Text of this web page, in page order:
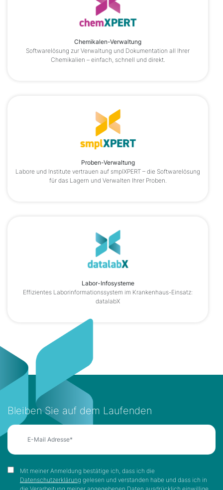
Chemikalen-Verwaltung
Softwarelösung zur Verwaltung und Dokumentation all Ihrer
Chemikalien – einfach, schnell und direkt.
Proben-Verwaltung
Labore und Institute vertrauen auf smplXPERT – die Softwarelösung
für das Lagern und Verwalten Ihrer Proben.
Labor-Infosysteme
Effizientes Laborinformationssystem im Krankenhaus-Einsatz:
datalabX
Bleiben Sie auf dem Laufenden
Mit meiner Anmeldung bestätige ich, dass ich die
Datenschutzerklärung gelesen und verstanden habe und dass ich in